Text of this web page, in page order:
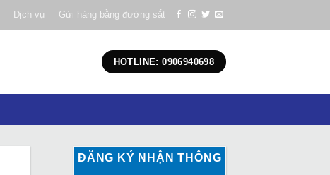
Dịch vụ Gửi hàng bằng đường sắt
HOTLINE: 0906940698
ĐĂNG KÝ NHẬN THÔNG